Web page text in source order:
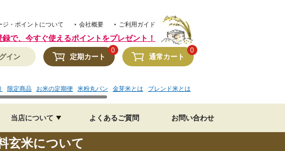
ジ・ポイントについて 会社概要 ご利用ガイド
で、 今すぐ使えるポイントをプレゼント！
イン 定期カート
0
通常カート
0
限定商品 お米の定期便 米粉丸パン 金芽米とは ブレンド米とは
当店について よくあるご質問 お問い合わせ
玄米について